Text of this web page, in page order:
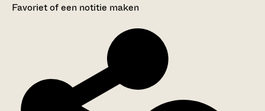
Favoriet of een notitie maken